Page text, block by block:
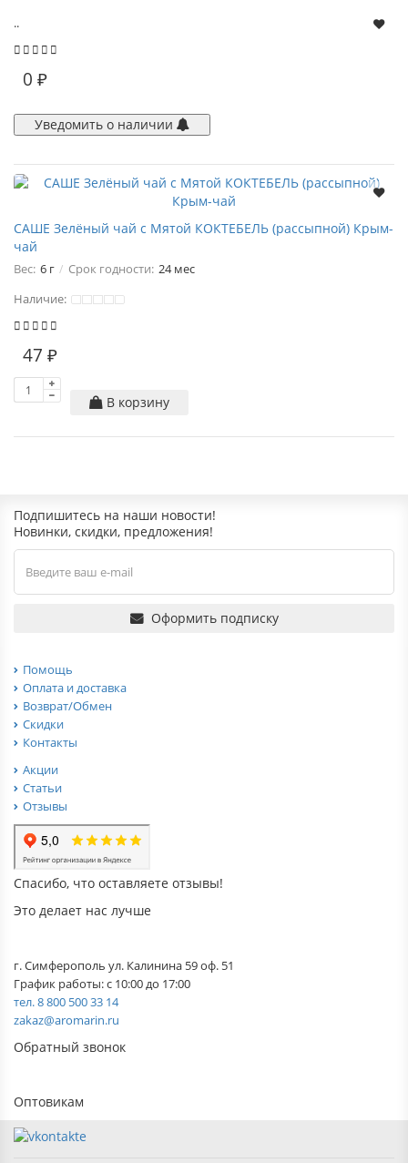
..
0 ₽
Уведомить о наличии
САШЕ Зелёный чай с Мятой КОКТЕБЕЛЬ (рассыпной) Крым-
чай
Вес: 6 г Срок годности: 24 мес
Наличие:
47 ₽
В корзину
Подпишитесь на наши новости!
Новинки, скидки, предложения!
Оформить подписку
Помощь
Оплата и доставка
Возврат/Обмен
Скидки
Контакты
Акции
Статьи
Отзывы
Спасибо, что оставляете отзывы!
Это делает нас лучше
г. Симферополь ул. Калинина 59 оф. 51
График работы: с 10:00 до 17:00
тел. 8 800 500 33 14
zakaz@aromarin.ru
Обратный звонок
Оптовикам